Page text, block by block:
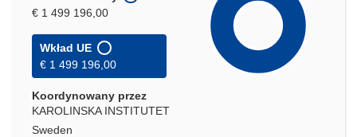
€ 1 499 196,00
Wkład UE
€ 1 499 196,00
Koordynowany przez
KAROLINSKA INSTITUTET
Sweden